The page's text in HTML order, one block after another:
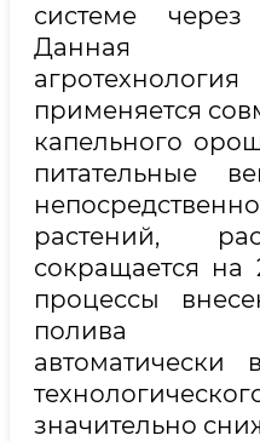
системе
Данная
применяется
капельного
питательные
растений,
сокращается на
процессы
полива
значительно